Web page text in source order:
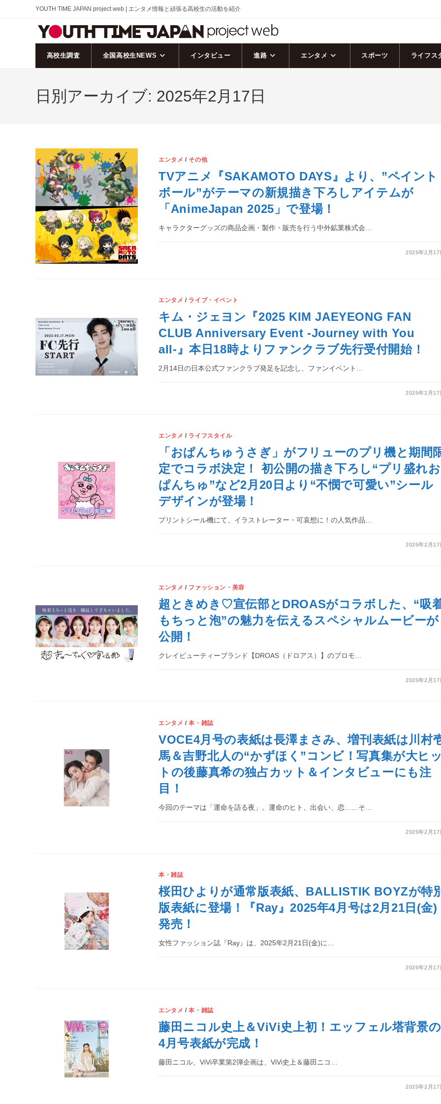
YOUTH TIME JAPAN project web | エンタメ情報と頑張る高校生の活動を紹介
高校生調査 全国高校生NEWS インタビュー 進路 エンタメ スポーツ ライフス
日別アーカイブ: 2025年2月17日
エンタメ / その他
TVアニメ『SAKAMOTO DAYS』より、”ペイント
ボール”がテーマの新規描き下ろしアイテムが
「AnimeJapan 2025」で登場！
キャラクターグッズの商品企画・製作・販売を行う中外鉱業株式会…
2025年2月17
エンタメ / ライブ・イベント
キム・ジェヨン『2025 KIM JAEYEONG FAN
CLUB Anniversary Event -Journey with You
all-』本日18時よりファンクラブ先行受付開始！
2月14日の日本公式ファンクラブ発足を記念し、ファンイベント…
2025年2月17
エンタメ / ライフスタイル
「おぱんちゅうさぎ」がフリューのプリ機と期間
定でコラボ決定！ 初公開の描き下ろし“プリ盛れお
ぱんちゅ”など2月20日より“不憫で可愛い”シール
デザインが登場！
プリントシール機にて、イラストレーター・可哀想に！の人気作品…
2025年2月17
エンタメ / ファッション・美容
超ときめき♡宣伝部とDROASがコラボした、“吸
もちっと泡”の魅力を伝えるスペシャルムービーが
公開！
クレイビューティーブランド【DROAS（ドロアス）】のプロモ…
2025年2月17
エンタメ /本・雑誌
VOCE4月号の表紙は長澤まさみ、増刊表紙は川村
馬＆吉野北人の“かずほく”コンビ！写真集が大ヒッ
トの後藤真希の独占カット＆インタビューにも注
目！
今回のテーマは「運命を語る夜」。運命のヒト、出会い、恋……そ…
2025年2月17
本・雑誌
桜田ひよりが通常版表紙、BALLISTIK BOYZが特
版表紙に登場！『Ray』2025年4月号は2月21日(金)
発売！
女性ファッション誌『Ray』は、2025年2月21日(金)に…
2025年2月17
エンタメ /本・雑誌
藤田ニコル史上＆ViVi史上初！エッフェル塔背景の
4月号表紙が完成！
藤田ニコル、ViVi卒業第2弾企画は、ViVi史上＆藤田ニコ…
2025年2月17